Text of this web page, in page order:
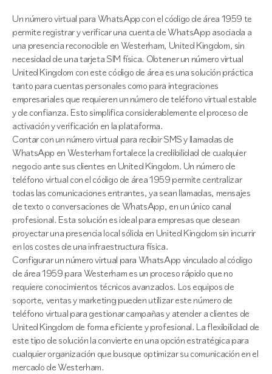
Un número virtual para WhatsApp con el código de área 1959 te
permite registrar y verificar una cuenta de WhatsApp asociada a
una presencia reconocible en Westerham, United Kingdom, sin
necesidad de una tarjeta SIM física. Obtener un número virtual
United Kingdom con este código de área es una solución práctica
tanto para cuentas personales como para integraciones
empresariales que requieren un número de teléfono virtual estable
y de confianza. Esto simplifica considerablemente el proceso de
activación y verificación en la plataforma.
Contar con un número virtual para recibir SMS y llamadas de
WhatsApp en Westerham fortalece la credibilidad de cualquier
negocio ante sus clientes en United Kingdom. Un número de
teléfono virtual con el código de área 1959 permite centralizar
todas las comunicaciones entrantes, ya sean llamadas, mensajes
de texto o conversaciones de WhatsApp, en un único canal
profesional. Esta solución es ideal para empresas que desean
proyectar una presencia local sólida en United Kingdom sin incurrir
en los costes de una infraestructura física.
Configurar un número virtual para WhatsApp vinculado al código
de área 1959 para Westerham es un proceso rápido que no
requiere conocimientos técnicos avanzados. Los equipos de
soporte, ventas y marketing pueden utilizar este número de
teléfono virtual para gestionar campañas y atender a clientes de
United Kingdom de forma eficiente y profesional. La flexibilidad de
este tipo de solución la convierte en una opción estratégica para
cualquier organización que busque optimizar su comunicación en el
mercado de Westerham.